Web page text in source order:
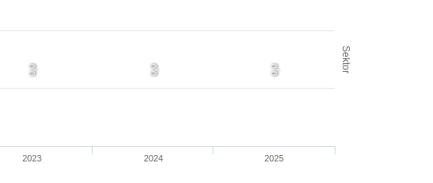
Sektor
0,0 0,0 0,0
2023 2024 2025